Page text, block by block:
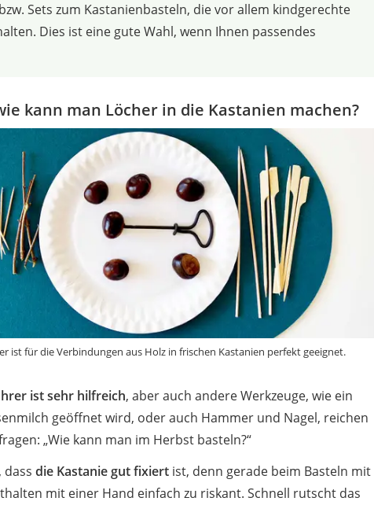
Sets zum Kastanienbasteln, die vor allem kindgerechte
Dies ist eine gute Wahl, wenn Ihnen passendes
kann man Löcher in die Kastanien machen?
ist für die Verbindungen aus Holz in frischen Kastanien perfekt geeignet.
ist sehr hilfreich, aber auch andere Werkzeuge, wie ein
geöffnet wird, oder auch Hammer und Nagel, reichen
„Wie kann man im Herbst basteln?“
dass die Kastanie gut fixiertist, denn gerade beim Basteln mit
mit einer Hand einfach zu riskant. Schnell rutscht das